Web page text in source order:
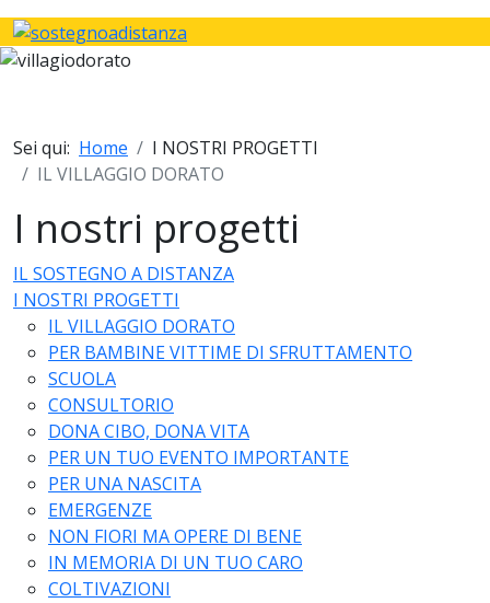
Sei qui: Home
I NOSTRI PROGETTI
IL VILLAGGIO DORATO
I nostri progetti
IL SOSTEGNO A DISTANZA
I NOSTRI PROGETTI
IL VILLAGGIO DORATO
PER BAMBINE VITTIME DI SFRUTTAMENTO
SCUOLA
CONSULTORIO
DONA CIBO, DONA VITA
PER UN TUO EVENTO IMPORTANTE
PER UNA NASCITA
EMERGENZE
NON FIORI MA OPERE DI BENE
IN MEMORIA DI UN TUO CARO
COLTIVAZIONI